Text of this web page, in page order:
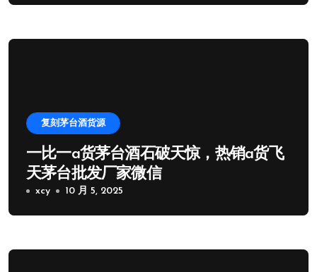
复刻茅台酒货源
一比一a货茅台酒石破天惊，热销a货飞
天茅台批发厂家微信
xcy 10 月 5, 2025